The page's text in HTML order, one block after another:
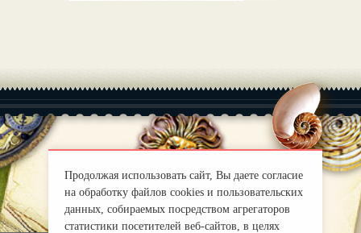
О нас |
Правила
mirprognoz@mail.ru
Продолжая использовать сайт, Вы даете согласие
на обработку файлов cookies и пользовательских
данных, собираемых посредством агрегаторов
статистики посетителей веб-сайтов, в целях